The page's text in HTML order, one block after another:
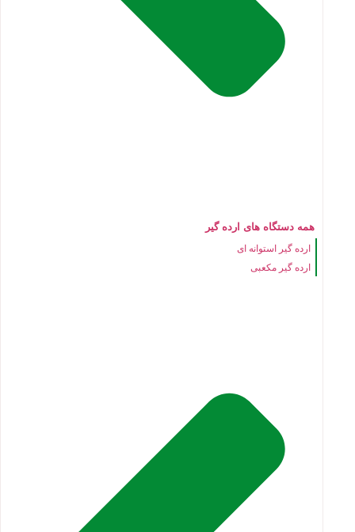
همه دستگاه های ارده گیر
ارده گیر استوانه ای
ارده گیر مکعبی